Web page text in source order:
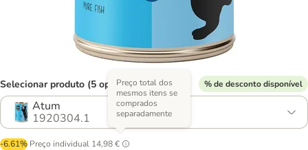
Selecionar produto (5 opções) % de desconto disponível
Atum
1920304.1
-6.61% Preço individual 14,98 €
Preço total dos
mesmos itens se
comprados
separadamente